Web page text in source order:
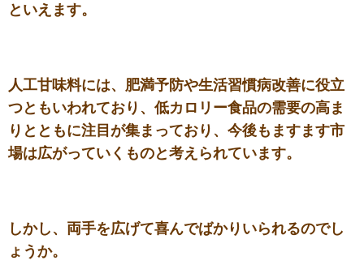
といえます。
人工甘味料には、肥満予防や生活習慣病改善に役立
つともいわれており、低カロリー食品の需要の高ま
りとともに注目が集まっており、今後もますます市
場は広がっていくものと考えられています。
しかし、両手を広げて喜んでばかりいられるのでし
ょうか。